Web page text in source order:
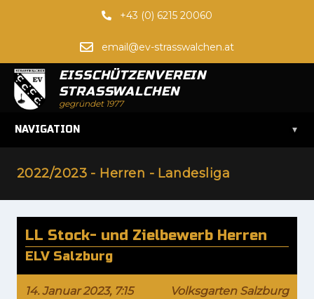
+43 (0) 6215 20060
email@ev-strasswalchen.at
EISSCHÜTZENVEREIN
STRASSWALCHEN
gegründet 1977
NAVIGATION ▾
2022/2023 - Herren - Landesliga
LL Stock- und Zielbewerb Herren
ELV Salzburg
14. Januar 2023, 7:15 Volksgarten Salzburg